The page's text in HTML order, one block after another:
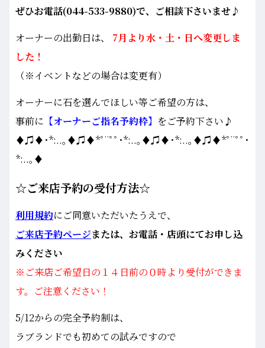
ぜひお電話(044-533-9880)で、ご相談下さいませ♪
オーナーの出勤日は、
7月より水・土・日へ変更しま
した！
（※イベントなどの場合は変更有）
オーナーに石を選んでほしい等ご希望の方は、
事前に 【オーナーご指名予約枠】 をご予約下さい♪
♦♫♦･*:..｡♦♫♦*ﾟ¨ﾟﾟ･*:..｡♦♫♦･*:..｡♦♫♦*ﾟ¨ﾟﾟ･
*:..｡♦
☆ご来店予約の受付方法☆
利用規約にご同意いただいたうえで、
ご来店予約ページまたは、お電話・店頭にてお申し込
みください
※ご来店ご希望日の１４日前の０時より受付ができま
す。ご注意ください！
5/12からの完全予約制は、
ラブランドでも初めての試みですので